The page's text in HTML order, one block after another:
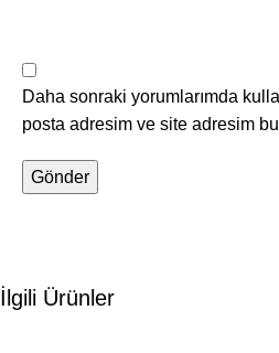
Daha sonraki yorumlarımda
posta adresim ve site adresim
İlgili Ürünler